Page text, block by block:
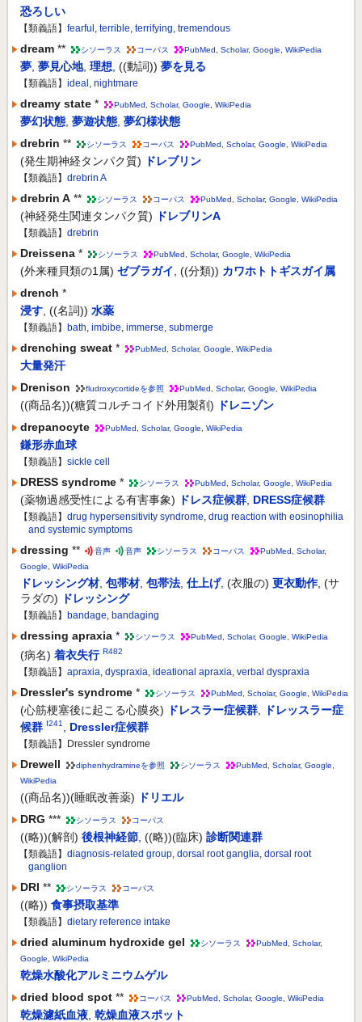
恐ろしい
【類義語】 fearful , terrible, terrifying, tremendous
dream ** シソーラス コーパス PubMed , Scholar, Google, WikiPedia
夢, 夢見心地, 理想, ((動詞)) 夢を見る
【類義語】 ideal , nightmare
dreamy state * PubMed , Scholar, Google, WikiPedia
夢幻状態, 夢遊状態, 夢幻様状態
drebrin ** シソーラス コーパス PubMed , Scholar, Google, WikiPedia
(発生期神経タンパク質) ドレブリン
【類義語】 drebrin A
drebrin A ** シソーラス コーパス PubMed , Scholar, Google, WikiPedia
(神経発生関連タンパク質) ドレブリンA
【類義語】 drebrin
Dreissena * シソーラス PubMed , Scholar, Google, WikiPedia
(外来種貝類の1属) ゼブラガイ, ((分類)) カワホトトギスガイ属
drench *
浸す, ((名詞)) 水薬
【類義語】 bath, imbibe, immerse, submerge
drenching sweat * PubMed , Scholar, Google, WikiPedia
大量発汗
Drenison
fludroxycortideを参照 PubMed , Scholar, Google, WikiPedia
((商品名))(糖質コルチコイド外用製剤)
ドレニゾン
drepanocyte
PubMed , Scholar, Google, WikiPedia
鎌形赤血球
【類義語】 sickle cell
DRESS syndrome * シソーラス PubMed , Scholar, Google, WikiPedia
(薬物過感受性による有害事象) ドレス症候群, DRESS症候群
【類義語】 drug hypersensitivity syndrome, drug reaction with eosinophilia
and systemic symptoms
dressing ** 音声 音声 シソーラス コーパス PubMed , Scholar,
Google, WikiPedia
ドレッシング材, 包帯材, 包帯法, 仕上げ, (衣服の) 更衣動作, (サ
ラダの)
ドレッシング
【類義語】 bandage, bandaging
dressing apraxia * シソーラス PubMed , Scholar, Google, WikiPedia
(病名) 着衣失行 R482
【類義語】 apraxia, dyspraxia, ideational apraxia, verbal dyspraxia
Dressler's syndrome * シソーラス PubMed Scholar, Google WikiPedia
(心筋梗塞後に起こる心膜炎) ドレスラー症候群
ドレッスラー症
候群 I241 Dressler症候群
【類義語】Dressler syndrome
Drewell diphenhydramineを参照 シソーラス PubMed Scholar, Google
WikiPedia
((商品名))(睡眠改善薬)
ドリエル
DRG *** シソーラス コーパス
((略))(解剖) 後根神経節 ((略))(臨床) 診断関連群
【類義語】 diagnosis-related group dorsal root ganglia dorsal root
ganglion
DRI ** シソーラス コーパス
((略)) 食事摂取基準
【類義語】 dietary reference intake
dried aluminum hydroxide gel シソーラス PubMed Scholar,
Google
WikiPedia
乾燥水酸化アルミニウムゲル
dried blood spot ** コーパス PubMed Scholar, Google WikiPedia
乾燥濾紙血液 乾燥血液スポット